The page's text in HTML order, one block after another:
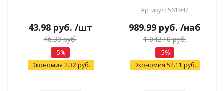
43.98руб. /шт
46.30руб.
-5%
Экономия 2.32руб.
Артикул: 561947
989.99руб. /наб
1 042.10руб.
-5%
Экономия 52.11 руб.